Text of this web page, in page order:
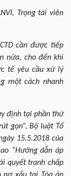
Trọng tài viên
cần được tiếp
nữa, cho đến khi
tế yêu cầu xử lý
một cách nhanh
định tại phần thứ
gọn”, Bộ luật Tố
15.5.2018 của
“Hướng dẫn áp
quyết tranh chấp